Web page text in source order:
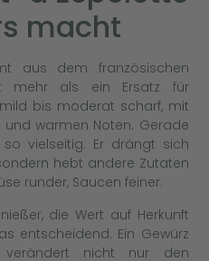
macht
aus dem französischen
mehr als ein Ersatz für
bis moderat scharf, mit
warmen Noten. Gerade
vielseitig. Er drängt sich
hebt andere Zutaten
runder, Saucen feiner.
die Wert auf Herkunft
entscheidend. Ein Gewürz
nicht nur den